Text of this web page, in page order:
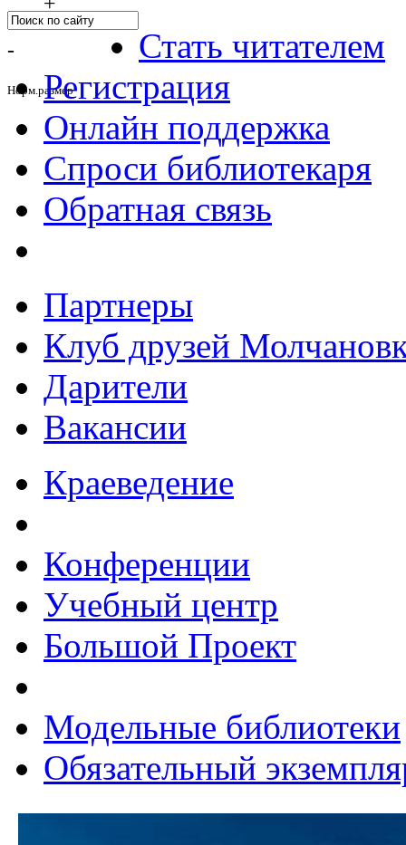
-
Норм.размер
Стать читателем
Регистрация
Онлайн поддержка
Спроси библиотекаря
Обратная связь
Партнеры
Клуб друзей
Дарители
Вакансии
Краеведение
Конференции
Учебный центр
Большой Проект
Модельные библиотеки
Обязательный